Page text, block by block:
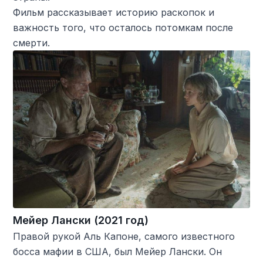
Фильм рассказывает историю раскопок и
важность того, что осталось потомкам после
смерти.
Мейер Лански (2021 год)
Правой рукой Аль Капоне, самого известного
босса мафии в США, был Мейер Лански. Он